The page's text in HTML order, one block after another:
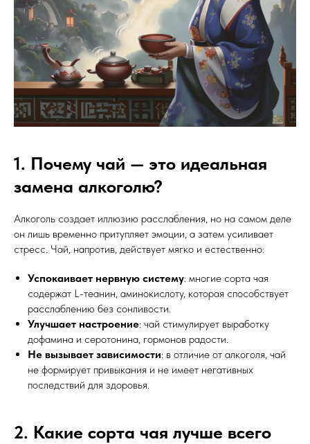
1. Почему чай — это идеальная
замена алкоголю?
Алкоголь создает иллюзию расслабления, но на самом деле
он лишь временно притупляет эмоции, а затем усиливает
стресс. Чай, напротив, действует мягко и естественно:
Успокаивает нервную систему: многие сорта чая
содержат L-теанин, аминокислоту, которая способствует
расслаблению без сонливости.
Улучшает настроение: чай стимулирует выработку
дофамина и серотонина, гормонов радости.
Не вызывает зависимости: в отличие от алкоголя, чай
не формирует привыкания и не имеет негативных
последствий для здоровья.
2. Какие сорта чая лучше всего